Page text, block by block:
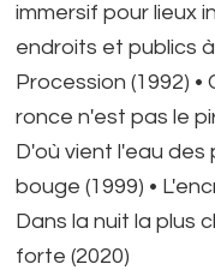
immersif pour lieux
endroits et publics
Procession (1992) •
ronce n'est pas le
D'où vient l'eau des
bouge (1999) •
Dans la nuit la plus
forte (2020)